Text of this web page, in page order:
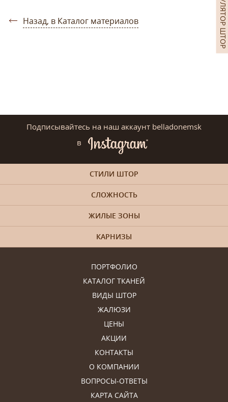
Назад, в Каталог материалов
Подписывайтесь на наш аккаунт belladonemsk
в
ПОРТФОЛИО
КАТАЛОГ ТКАНЕЙ
ВИДЫ ШТОР
ЖАЛЮЗИ
ЦЕНЫ
АКЦИИ
КОНТАКТЫ
О КОМПАНИИ
ВОПРОСЫ-ОТВЕТЫ
КАРТА САЙТА
СТИЛИ ШТОР
СЛОЖНОСТЬ
ЖИЛЫЕ ЗОНЫ
КАРНИЗЫ